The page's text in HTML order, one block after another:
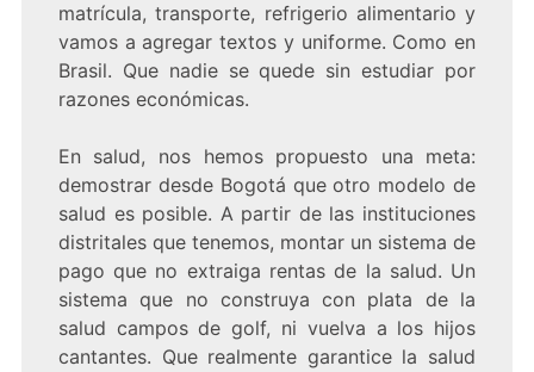
matrícula, transporte, refrigerio alimentario y
vamos a agregar textos y uniforme. Como en
Brasil. Que nadie se quede sin estudiar por
razones económicas.
En salud, nos hemos propuesto una meta:
demostrar desde Bogotá que otro modelo de
salud es posible. A partir de las instituciones
distritales que tenemos, montar un sistema de
pago que no extraiga rentas de la salud. Un
sistema que no construya con plata de la
salud campos de golf, ni vuelva a los hijos
cantantes. Que realmente garantice la salud